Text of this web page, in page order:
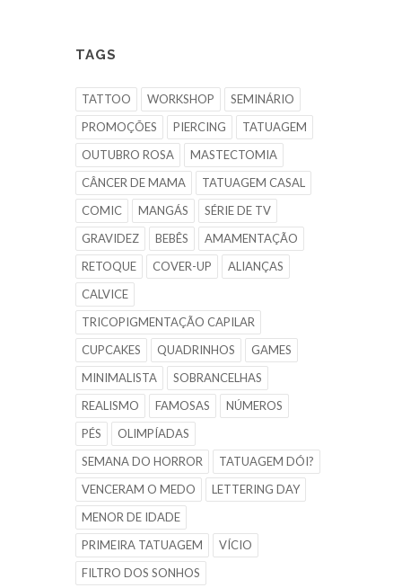
TAGS
TATTOO WORKSHOP
SEMINÁRIO
PROMOÇÕES
PIERCING
TATUAGEM
OUTUBRO ROSA
MASTECTOMIA
CÂNCER DE MAMA
TATUAGEM CASAL
COMIC
MANGÁS
SÉRIE DE TV
GRAVIDEZ
BEBÊS
AMAMENTAÇÃO
RETOQUE
COVER-UP
ALIANÇAS
CALVICE
TRICOPIGMENTAÇÃO CAPILAR
CUPCAKES
QUADRINHOS
GAMES
MINIMALISTA
SOBRANCELHAS
REALISMO
FAMOSAS
NÚMEROS
PÉS
OLIMPÍADAS
SEMANA DO HORROR
TATUAGEM DÓI?
VENCERAM O MEDO
LETTERING DAY
MENOR DE IDADE
PRIMEIRA TATUAGEM
VÍCIO
FILTRO DOS SONHOS